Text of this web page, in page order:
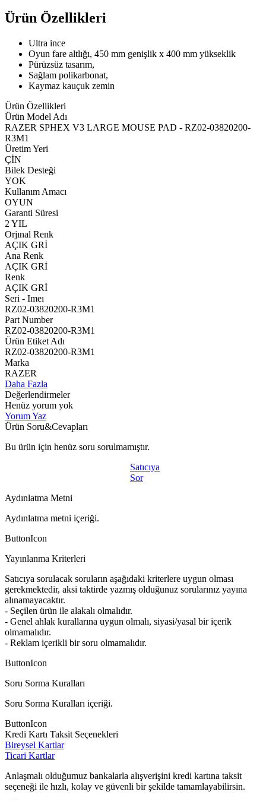
Ürün Özellikleri
Ultra ince
Oyun fare altlığı, 450 mm genişlik x 400 mm yükseklik
Pürüzsüz tasarım,
Sağlam polikarbonat,
Kaymaz kauçuk zemin
Ürün Özellikleri
Ürün Model Adı
RAZER SPHEX V3 LARGE MOUSE PAD - RZ02-03820200-
R3M1
Üretim Yeri
ÇİN
Bilek Desteği
YOK
Kullanım Amacı
OYUN
Garanti Süresi
2 YIL
Orjınal Renk
AÇIK GRİ
Ana Renk
AÇIK GRİ
Renk
AÇIK GRİ
Seri - Imeı
RZ02-03820200-R3M1
Part Number
RZ02-03820200-R3M1
Ürün Etiket Adı
RZ02-03820200-R3M1
Marka
RAZER
Daha Fazla
Değerlendirmeler
Henüz yorum yok
Yorum Yaz
Ürün Soru&Cevapları
Bu ürün için henüz soru sorulmamıştır.
Satıcıya
Sor
Aydınlatma Metni
Aydınlatma metni içeriği.
ButtonIcon
Yayınlanma Kriterleri
Satıcıya sorulacak soruların aşağıdaki kriterlere uygun olması
gerekmektedir, aksi taktirde yazmış olduğunuz sorularınız yayına
alınamayacaktır.
- Seçilen ürün ile alakalı olmalıdır.
- Genel ahlak kurallarına uygun olmalı, siyasi/yasal bir içerik
olmamalıdır.
- Reklam içerikli bir soru olmamalıdır.
ButtonIcon
Soru Sorma Kuralları
Soru Sorma Kuralları içeriği.
ButtonIcon
Kredi Kartı Taksit Seçenekleri
Bireysel Kartlar
Ticari Kartlar
Anlaşmalı olduğumuz bankalarla alışverişini kredi kartına taksit
seçeneği ile hızlı, kolay ve güvenli bir şekilde tamamlayabilirsin.